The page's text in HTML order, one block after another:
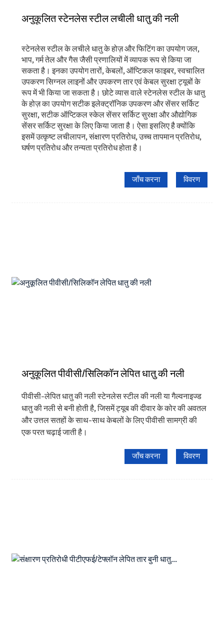
अनुकूलित स्टेनलेस स्टील लचीली धातु की नली
स्टेनलेस स्टील के लचीले धातु के होज़ और फिटिंग का उपयोग जल,
भाप, गर्म तेल और गैस जैसी प्रणालियों में व्यापक रूप से किया जा
सकता है। इनका उपयोग तारों, केबलों, ऑप्टिकल फाइबर, स्वचालित
उपकरण सिग्नल लाइनों और उपकरण तार एवं केबल सुरक्षा ट्यूबों के
रूप में भी किया जा सकता है। छोटे व्यास वाले स्टेनलेस स्टील के धातु
के होज़ का उपयोग सटीक इलेक्ट्रॉनिक उपकरण और सेंसर सर्किट
सुरक्षा, सटीक ऑप्टिकल स्केल सेंसर सर्किट सुरक्षा और औद्योगिक
सेंसर सर्किट सुरक्षा के लिए किया जाता है। ऐसा इसलिए है क्योंकि
इसमें उत्कृष्ट लचीलापन, संक्षारण प्रतिरोध, उच्च तापमान प्रतिरोध,
घर्षण प्रतिरोध और तन्यता प्रतिरोध होता है।
जाँच करना विवरण
अनुकूलित पीवीसी/सिलिकॉन लेपित धातु की नली
पीवीसी-लेपित धातु की नली स्टेनलेस स्टील की नली या गैल्वनाइज्ड
धातु की नली से बनी होती है, जिसमें ट्यूब की दीवार के कोर की अवतल
और उत्तल सतहों के साथ-साथ केबलों के लिए पीवीसी सामग्री की
एक परत चढ़ाई जाती है।
जाँच करना विवरण